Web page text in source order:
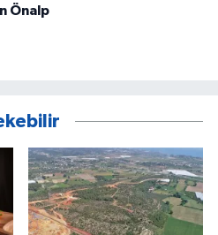
Önalp